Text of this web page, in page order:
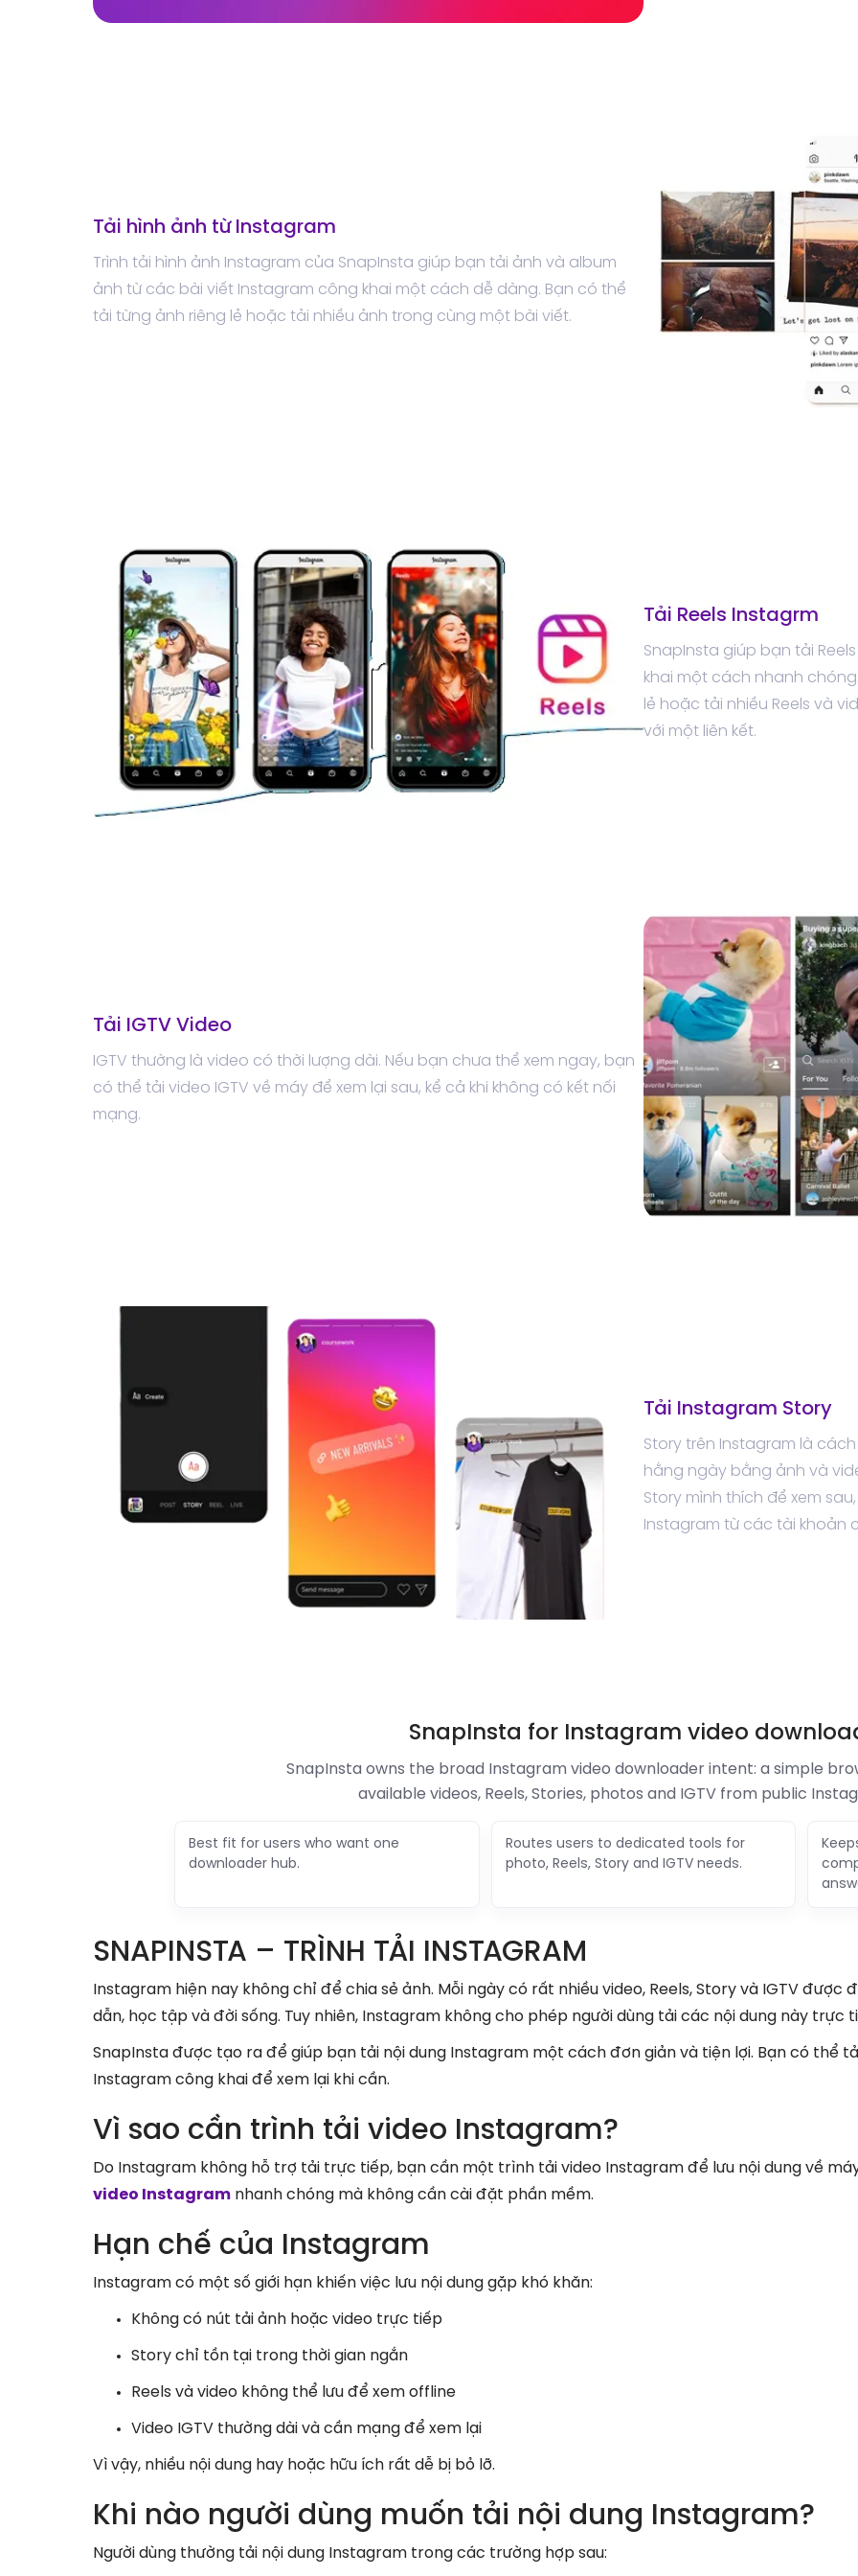
Tải hình ảnh từ Instagram
Trình tải hình ảnh Instagram của SnapInsta giúp bạn tải ảnh và album
ảnh từ các bài viết Instagram công khai một cách dễ dàng. Bạn có thể
tải từng ảnh riêng lẻ hoặc tải nhiều ảnh trong cùng một bài viết.
Tải Reels Instagrm
SnapInsta giúp bạn tải
khai một cách nhanh
lẻ hoặc tải nhiều Reels và
với một liên kết.
Tải IGTV Video
IGTV thường là video có thời lượng dài. Nếu bạn chưa thể xem ngay, bạn
có thể tải video IGTV về máy để xem lại sau, kể cả khi không có kết nối
mạng.
Tải Instagram Story
Story trên Instagram là
hằng ngày bằng ảnh và
Story mình thích để xem
Instagram từ các tài khoản
SnapInsta for Instagram video
SnapInsta owns the broad Instagram video downloader intent: a simple
available videos, Reels, Stories, photos and IGTV from public
Best fit for users who want one
downloader hub.
Routes users to dedicated tools for
photo, Reels, Story and IGTV needs.
SNAPINSTA – TRÌNH TẢI INSTAGRAM
Instagram hiện nay không chỉ để chia sẻ ảnh. Mỗi ngày có rất nhiều video, Reels, Story và IGTV được
dẫn, học tập và đời sống. Tuy nhiên, Instagram không cho phép người dùng tải các nội dung này trực
SnapInsta được tạo ra để giúp bạn tải nội dung Instagram một cách đơn giản và tiện lợi. Bạn có thể
Instagram công khai để xem lại khi cần.
Vì sao cần trình tải video Instagram?
Do Instagram không hỗ trợ tải trực tiếp, bạn cần một trình tải video Instagram để lưu nội dung về
video Instagram nhanh chóng mà không cần cài đặt phần mềm.
Hạn chế của Instagram
Instagram có một số giới hạn khiến việc lưu nội dung gặp khó khăn:
Không có nút tải ảnh hoặc video trực tiếp
Story chỉ tồn tại trong thời gian ngắn
Reels và video không thể lưu để xem offline
Video IGTV thường dài và cần mạng để xem lại
Vì vậy, nhiều nội dung hay hoặc hữu ích rất dễ bị bỏ lỡ.
Khi nào người dùng muốn tải nội dung Instagram?
Người dùng thường tải nội dung Instagram trong các trường hợp sau: